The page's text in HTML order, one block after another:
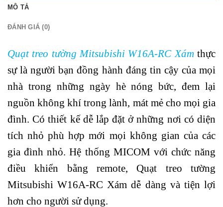
MÔ TẢ
ĐÁNH GIÁ (0)
Quạt treo tường Mitsubishi W16A-RC Xám thực
sự là người bạn đồng hành đáng tin cậy của mọi
nhà trong những ngày hè nóng bức, đem lại
nguồn không khí trong lành, mát mẻ cho mọi gia
đình. Có thiết kế dễ lắp đặt ở những nơi có diện
tích nhỏ phù hợp mới mọi không gian của các
gia đình nhỏ. Hệ thống MICOM với chức năng
điều khiển bằng remote, Quạt treo tường
Mitsubishi W16A-RC Xám dễ dàng và tiện lợi
hơn cho người sử dụng.